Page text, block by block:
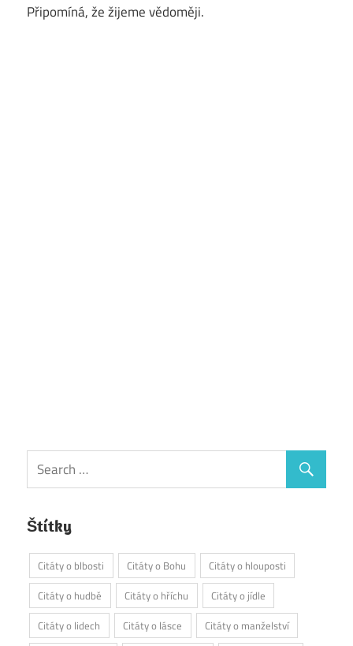
Připomíná, že žijeme vědoměji.
Štítky
Citáty o blbosti Citáty o Bohu
Citáty o hlouposti
Citáty o hudbě
Citáty o hříchu
Citáty o jídle
Citáty o lidech
Citáty o lásce Citáty o manželství